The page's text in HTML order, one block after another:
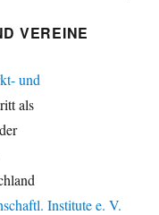
VEREINE
und
als
Institute e. V.